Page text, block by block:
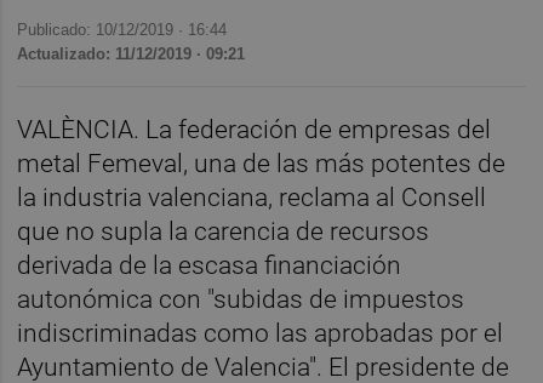
Publicado: 10/12/2019 · 16:44
Actualizado: 11/12/2019 · 09:21
VALÈNCIA. La federación de empresas del
metal Femeval, una de las más potentes de
la industria valenciana, reclama al Consell
que no supla la carencia de recursos
derivada de la escasa financiación
autonómica con "subidas de impuestos
indiscriminadas como las aprobadas por el
Ayuntamiento de Valencia". El presidente de